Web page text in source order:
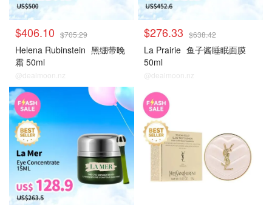
$406.10 $705.29
Helena Rubinstein 黑绷带晚
霜 50ml
@dealmoon.nz
$276.33 $638.42
La Prairie 鱼子酱睡眠面膜
50ml
@dealmoon.nz
大牌秒杀 大牌秒杀